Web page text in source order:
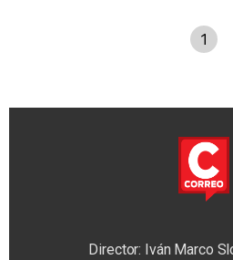
1
Director: Iván Marco